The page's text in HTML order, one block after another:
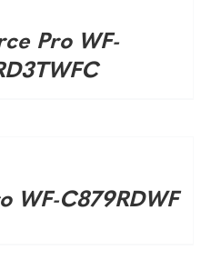
Pro WF-
WF-C879RDWF